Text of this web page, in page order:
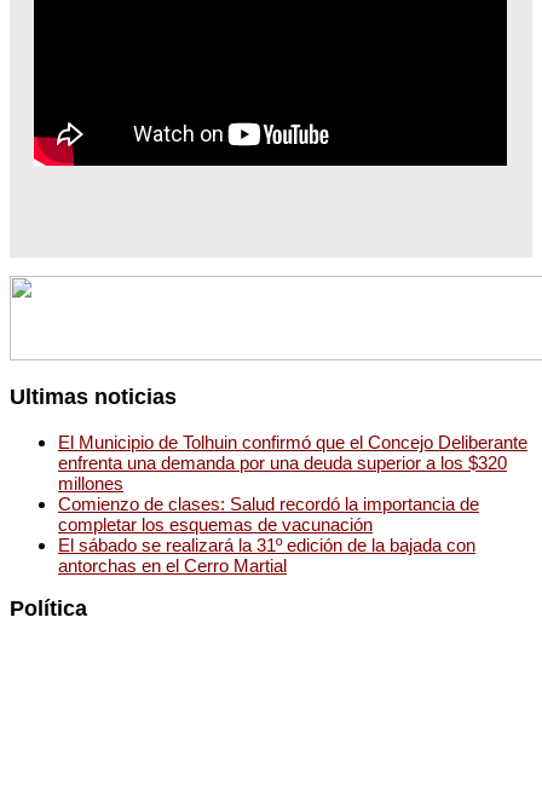
Ultimas noticias
El Municipio de Tolhuin confirmó que el Concejo Deliberante
enfrenta una demanda por una deuda superior a los $320
millones
Comienzo de clases: Salud recordó la importancia de
completar los esquemas de vacunación
El sábado se realizará la 31º edición de la bajada con
antorchas en el Cerro Martial
Política